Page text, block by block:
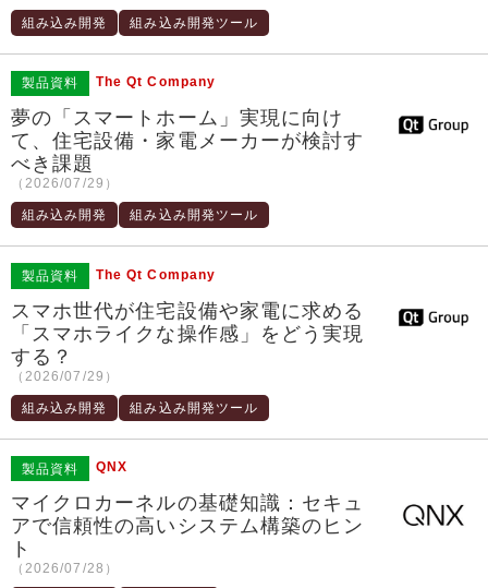
組み込み開発 組み込み開発ツール
製品資料 The Qt Company
夢の「スマートホーム」実現に向け
て、住宅設備・家電メーカーが検討す
べき課題
（2026/07/29）
組み込み開発 組み込み開発ツール
製品資料 The Qt Company
スマホ世代が住宅設備や家電に求める
「スマホライクな操作感」をどう実現
する？
（2026/07/29）
組み込み開発 組み込み開発ツール
製品資料 QNX
マイクロカーネルの基礎知識：セキュ
アで信頼性の高いシステム構築のヒン
ト
（2026/07/28）